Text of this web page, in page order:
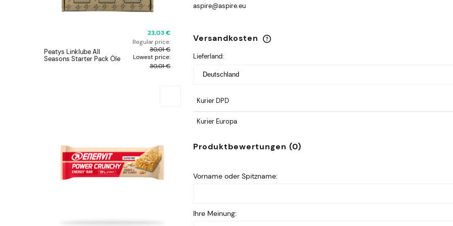
Peatys Linklube All
Seasons Starter Pack Öle
23,03 €
Regular price:
30,01 €
Lowest price:
30,01 €
aspire@aspire.eu
Versandkosten
Lieferland:
Kurier DPD
Kurier Europa
Produktbewertungen (0)
Vorname oder Spitzname:
Ihre Meinung: